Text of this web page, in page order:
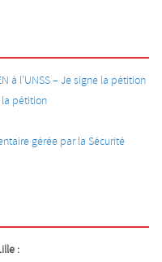
à l’UNSS – Je signe la pétition
la pétition
gérée par la Sécurité
: